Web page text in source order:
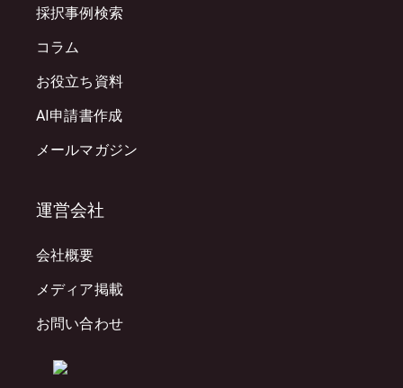
採択事例検索
コラム
お役立ち資料
AI申請書作成
メールマガジン
運営会社
会社概要
メディア掲載
お問い合わせ